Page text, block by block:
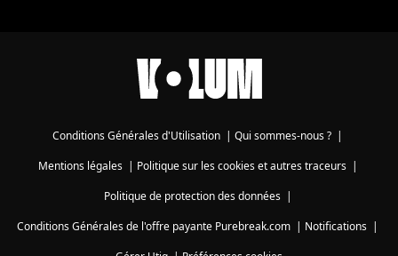
Conditions Générales d'Utilisation | Qui sommes-nous ? |
Mentions légales| Politique sur les cookies et autres traceurs|
Politique de protection des données|
Conditions Générales de l'offre payante Purebreak.com | Notifications |